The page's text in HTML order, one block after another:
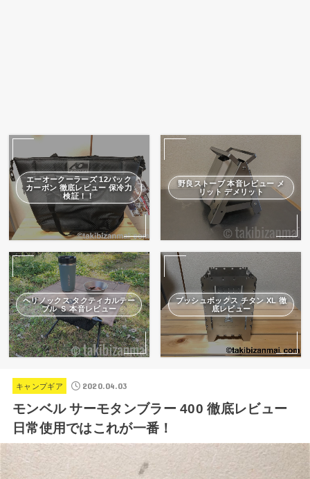
エーオークーラーズ 12パック
カーボン 徹底レビュー 保冷力
検証！！
野良ストーブ 本音レビュー メ
リット デメリット
ヘリノックス タクティカルテー
ブル Ｓ 本音レビュー
ブッシュボックス チタン XL 徹
底レビュー
キャンプギア 2020.04.03
モンベル サーモタンブラー 400 徹底レビュー
日常使用ではこれが一番！